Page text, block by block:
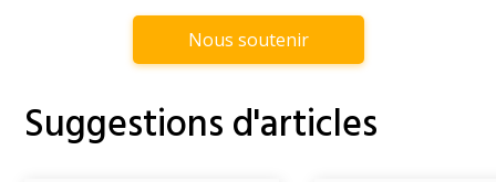
Nous soutenir
Suggestions d'articles